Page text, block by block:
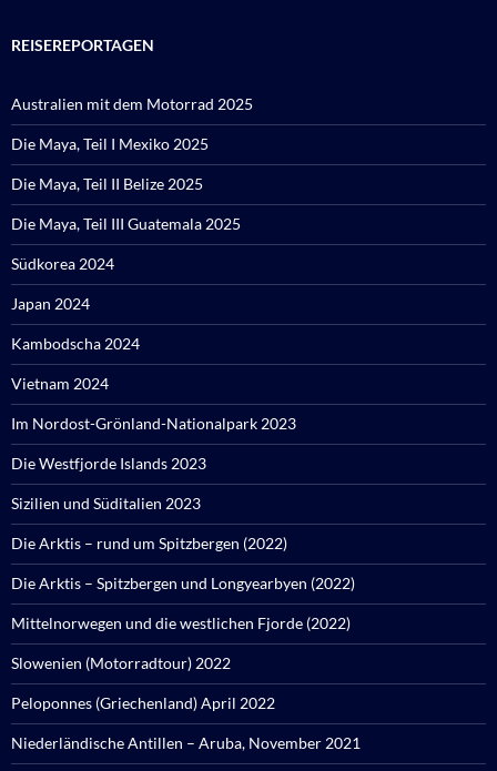
REISEREPORTAGEN
Australien mit dem Motorrad 2025
Die Maya, Teil I Mexiko 2025
Die Maya, Teil II Belize 2025
Die Maya, Teil III Guatemala 2025
Südkorea 2024
Japan 2024
Kambodscha 2024
Vietnam 2024
Im Nordost-Grönland-Nationalpark 2023
Die Westfjorde Islands 2023
Sizilien und Süditalien 2023
Die Arktis – rund um Spitzbergen (2022)
Die Arktis – Spitzbergen und Longyearbyen (2022)
Mittelnorwegen und die westlichen Fjorde (2022)
Slowenien (Motorradtour) 2022
Peloponnes (Griechenland) April 2022
Niederländische Antillen – Aruba, November 2021